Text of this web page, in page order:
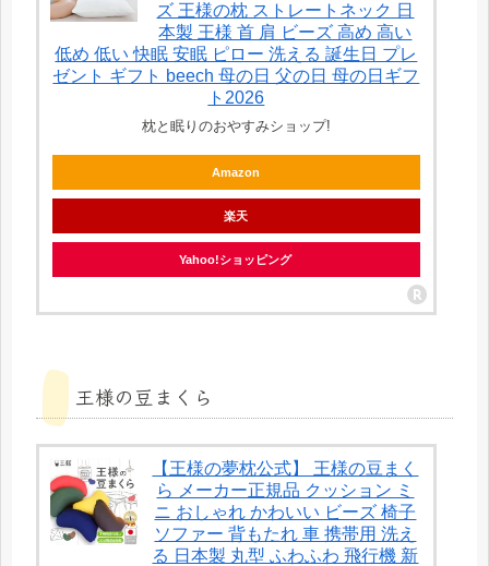
ズ 王様の枕 ストレートネック 日
本製 王様 首 肩 ビーズ 高め 高い
低め 低い 快眠 安眠 ピロー 洗える 誕生日 プレ
ゼント ギフト beech 母の日 父の日 母の日ギフ
ト2026
枕と眠りのおやすみショップ!
Amazon
楽天
Yahoo!ショッピング
王様の豆まくら
【王様の夢枕公式】 王様の豆まく
ら メーカー正規品 クッション ミ
ニ おしゃれ かわいい ビーズ 椅子
ソファー 背もたれ 車 携帯用 洗え
る 日本製 丸型 ふわふわ 飛行機 新